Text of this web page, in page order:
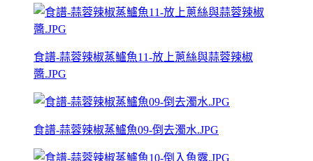
食譜-蒜蓉辣椒蒸鱸魚11-放上蔥絲與蒜蓉辣椒
醬.JPG
食譜-蒜蓉辣椒蒸鱸魚09-倒去濁水.JPG